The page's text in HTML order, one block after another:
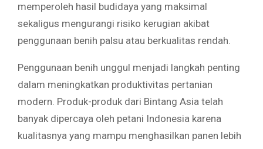
memperoleh hasil budidaya yang maksimal
sekaligus mengurangi risiko kerugian akibat
penggunaan benih palsu atau berkualitas rendah.
Penggunaan benih unggul menjadi langkah penting
dalam meningkatkan produktivitas pertanian
modern. Produk-produk dari Bintang Asia telah
banyak dipercaya oleh petani Indonesia karena
kualitasnya yang mampu menghasilkan panen lebih